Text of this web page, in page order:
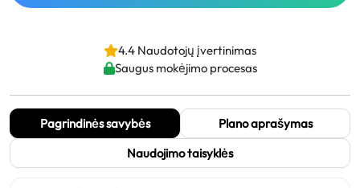
4.4 Naudotojų įvertinimas
Saugus mokėjimo procesas
Pagrindinės savybės
Plano aprašymas
Naudojimo taisyklės